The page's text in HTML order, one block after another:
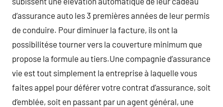
d’assurance auto les 3 premières années de leur permis
de conduire. Pour diminuer la facture, ils ont la
possibilitése tourner vers la couverture minimum que
propose la formule au tiers.Une compagnie d’assurance
vie est tout simplement la entreprise à laquelle vous
faites appel pour déférer votre contrat d’assurance, soit
d’emblée, soit en passant par un agent général, une